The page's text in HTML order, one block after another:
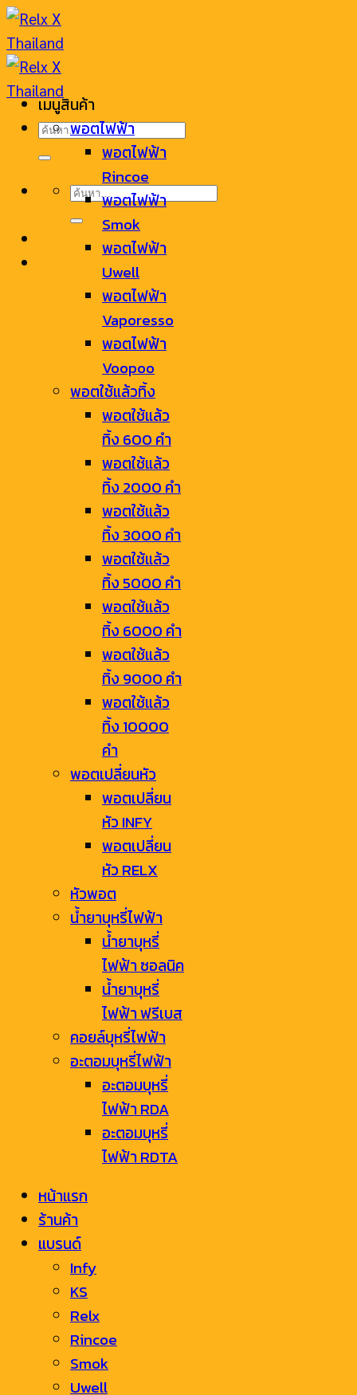
Skip
to
content
ค้นหา:
ค้นหา:
เมนูสินค้า
พอตไฟฟ้า
พอตไฟฟ้า
Rincoe
พอตไฟฟ้า
Smok
พอตไฟฟ้า
Uwell
พอตไฟฟ้า
Vaporesso
พอตไฟฟ้า
Voopoo
พอตใช้แล้วทิ้ง
พอตใช้แล้ว
ทิ้ง 600 คำ
พอตใช้แล้ว
ทิ้ง 2000 คำ
พอตใช้แล้ว
ทิ้ง 3000 คำ
พอตใช้แล้ว
ทิ้ง 5000 คำ
พอตใช้แล้ว
ทิ้ง 6000 คำ
พอตใช้แล้ว
ทิ้ง 9000 คำ
พอตใช้แล้ว
ทิ้ง 10000
คำ
พอตเปลี่ยนหัว
พอตเปลี่ยน
หัว INFY
พอตเปลี่ยน
หัว RELX
หัวพอต
น้ำยาบุหรี่ไฟฟ้า
น้ำยาบุหรี่
ไฟฟ้า ซอลนิค
น้ำยาบุหรี่
ไฟฟ้า ฟรีเบส
คอยล์บุหรี่ไฟฟ้า
อะตอมบุหรี่ไฟฟ้า
อะตอมบุหรี่
ไฟฟ้า RDA
อะตอมบุหรี่
ไฟฟ้า RDTA
หน้าแรก
ร้านค้า
แบรนด์
Infy
KS
Relx
Rincoe
Smok
Uwell